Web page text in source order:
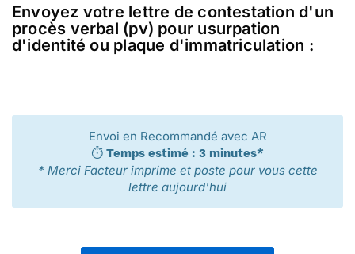
Envoyez votre lettre de contestation d'un
procès verbal (pv) pour usurpation
d'identité ou plaque d'immatriculation :
Envoi en Recommandé avec AR
⏱️ Temps estimé : 3 minutes*
* Merci Facteur imprime et poste pour vous cette
lettre aujourd'hui